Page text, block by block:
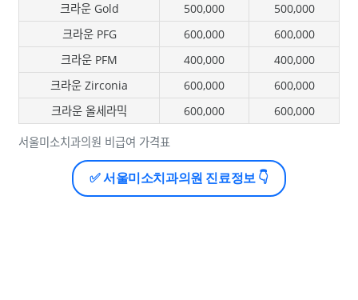
서울미소치과의원 비급여 가격표
크라운 Gold
500,000
500,000
크라운 PFG
600,000
600,000
크라운 PFM
400,000
400,000
크라운 Zirconia
600,000
600,000
크라운 올세라믹
600,000 600,000
✅ 서울미소치과의원 진료정보 👇